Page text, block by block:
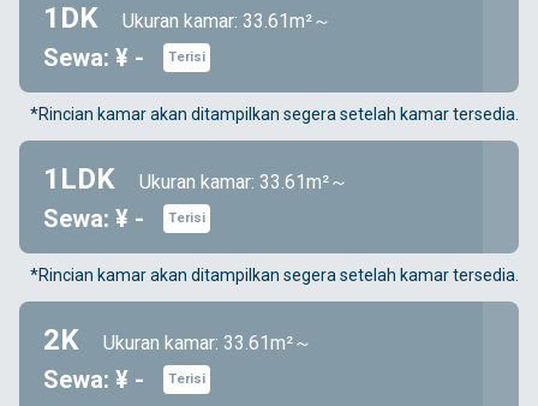
1DK Ukuran kamar: 33.61m²～
Sewa: ¥ - Terisi
*Rincian kamar akan ditampilkan segera setelah kamar tersedia.
1LDK Ukuran kamar: 33.61m²～
Sewa: ¥ - Terisi
*Rincian kamar akan ditampilkan segera setelah kamar tersedia.
2K Ukuran kamar: 33.61m²～
Sewa: ¥ - Terisi